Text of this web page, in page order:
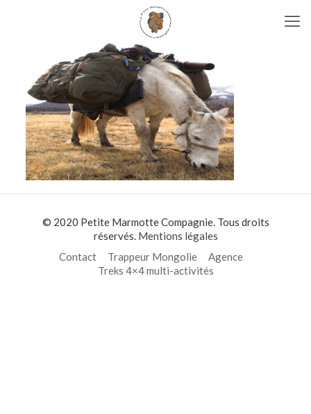
© 2020 Petite Marmotte Compagnie. Tous droits
réservés. Mentions légales
Contact
Trappeur Mongolie
Agence
Treks 4×4 multi-activités